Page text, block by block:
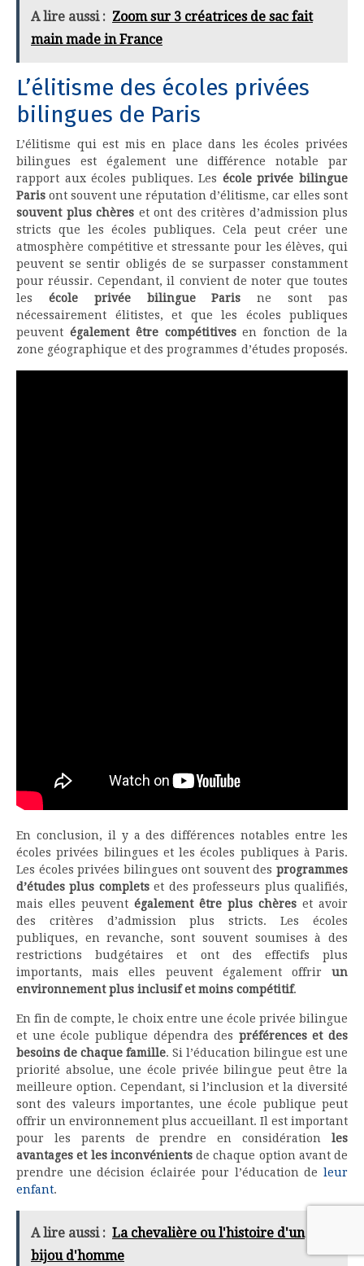
A lire aussi : Zoom sur 3 créatrices de sac fait
main made in France
L’élitisme des écoles privées
bilingues de Paris
L’élitisme qui est mis en place dans les écoles privées
bilingues est également une différence notable par
rapport aux écoles publiques. Les école privée bilingue
Paris ont souvent une réputation d’élitisme, car elles sont
souvent plus chères et ont des critères d’admission plus
stricts que les écoles publiques. Cela peut créer une
atmosphère compétitive et stressante pour les élèves, qui
peuvent se sentir obligés de se surpasser constamment
pour réussir. Cependant, il convient de noter que toutes
les école privée bilingue Paris ne sont pas
nécessairement élitistes, et que les écoles publiques
peuvent également être compétitivesen fonction de la
zone géographique et des programmes d’études proposés.
En conclusion, il y a des différences notables entre les
écoles privées bilingues et les écoles publiques à Paris.
Les écoles privées bilingues ont souvent des programmes
d’études plus completset des professeurs plus qualifiés,
mais elles peuvent également être plus chères et avoir
des critères d’admission plus stricts. Les écoles
publiques, en revanche, sont souvent soumises à des
restrictions budgétaires et ont des effectifs plus
importants, mais elles peuvent également offrir un
environnement plus inclusif et moins compétitif.
En fin de compte, le choix entre une école privée bilingue
et une école publique dépendra des préférences et des
besoins de chaque famille. Si l’éducation bilingue est une
priorité absolue, une école privée bilingue peut être la
meilleure option. Cependant, si l’inclusion et la diversité
sont des valeurs importantes, une école publique peut
offrir un environnement plus accueillant. Il est important
pour les parents de prendre en considération les
avantages et les inconvénientsde chaque option avant de
prendre une décision éclairée pour l’éducation de leur
enfant.
A lire aussi : La chevalière ou l'histoire d'un
bijou d'homme